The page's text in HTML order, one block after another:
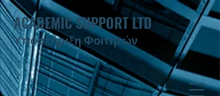
ACADEMIC SUPPORT LTD
Υποστήριξη Φοιτητών ​